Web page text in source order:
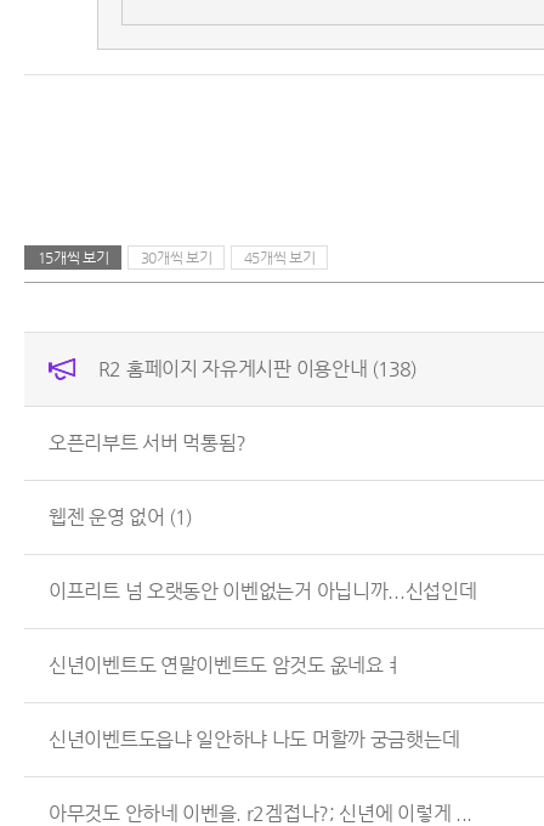
15개씩 보기 30개씩 보기 45개씩 보기
R2 홈페이지 자유게시판 이용안내 (138)
오픈리부트 서버 먹통됨?
웹젠 운영 없어 (1)
이프리트 넘 오랫동안 이벤없는거 아닙니까...신섭인데
신년이벤트도 연말이벤트도 암것도 옶네요ㅕ
신년이벤트도읍냐 일안하냐 나도 머할까 궁금햇는데
아무것도 안하네 이벤을. r2겜접나?; 신년에 이렇게 ...